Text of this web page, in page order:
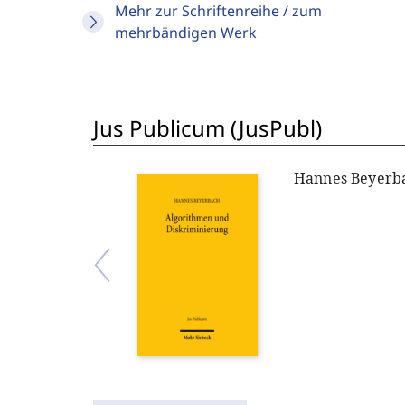
Mehr zur Schriftenreihe / zum
mehrbändigen Werk
Jus Publicum (JusPubl)
Hannes